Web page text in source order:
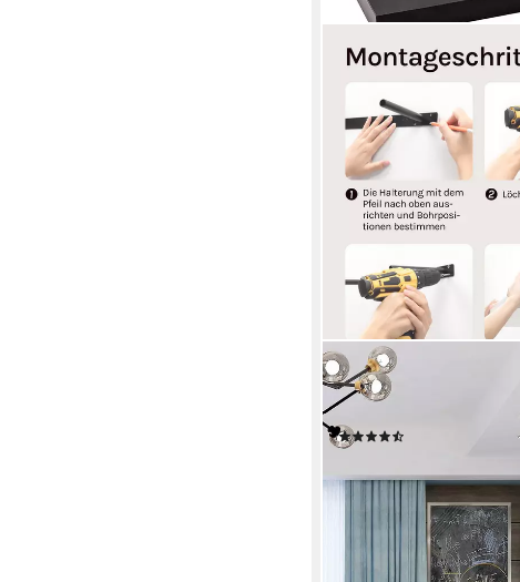
WOLTU
Wandboard, 1-tlg.,
-38%
lieferbar - in 4-5 Werktagen